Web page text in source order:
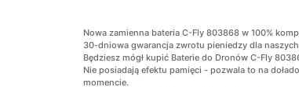
Nowa zamienna bateria C-Fly 803868 w 100%
30-dniowa gwarancja zwrotu pieniedzy dla
Będziesz mógł kupić Baterie do Dronów C-Fly
Nie posiadają efektu pamięci - pozwala to na
momencie.